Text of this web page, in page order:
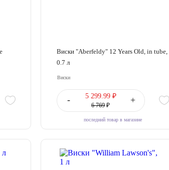
Виски "Aberfeldy" 12 Years Old, in tube,
0.7 л
Виски
- 5 299.99 ₽
6 769₽
+
последний товар в магазине